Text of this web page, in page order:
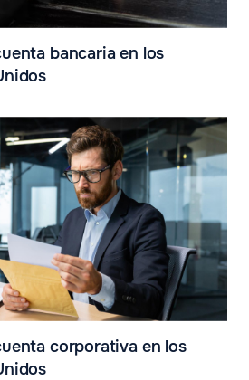
bancaria en los
corporativa en los